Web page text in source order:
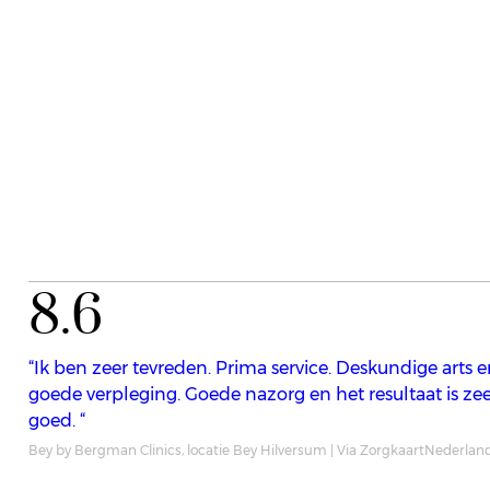
8.6
“Ik ben zeer tevreden. Prima service. Deskundige arts
goede verpleging. Goede nazorg en het resultaat is
goed. “
Bey by Bergman Clinics, locatie Bey Hilversum | Via